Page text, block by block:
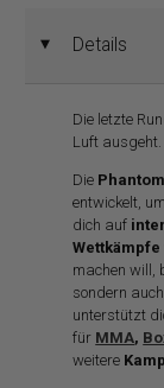
◄ Details
Die letzte
Luft ausgeht.
Die
entwickelt,
dich auf
Wettkämpfe
machen will,
sondern
unterstützt
für MMA,
weitere